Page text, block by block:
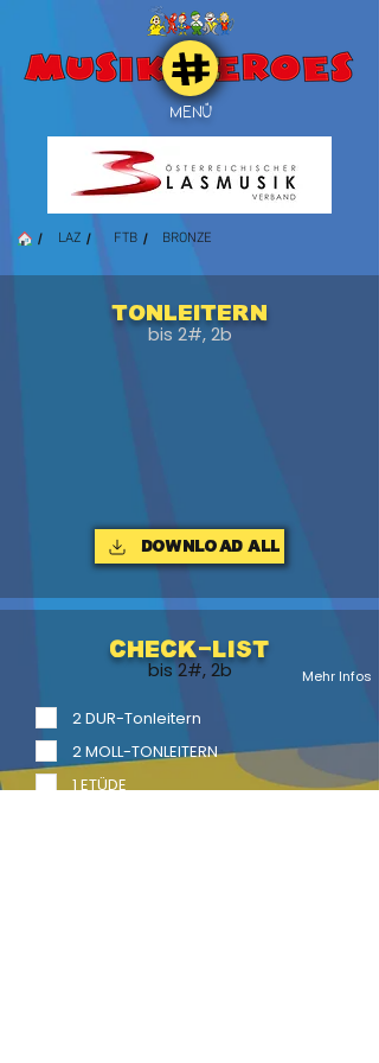
MENÜ
/ LAZ / FTB / BRONZE
Tonleitern
bis 2#, 2b
Download ALL
Check-List
bis 2#, 2b Mehr Infos
2 DUR-Tonleitern
2 MOLL-TONLEITERN
1 ETÜDE